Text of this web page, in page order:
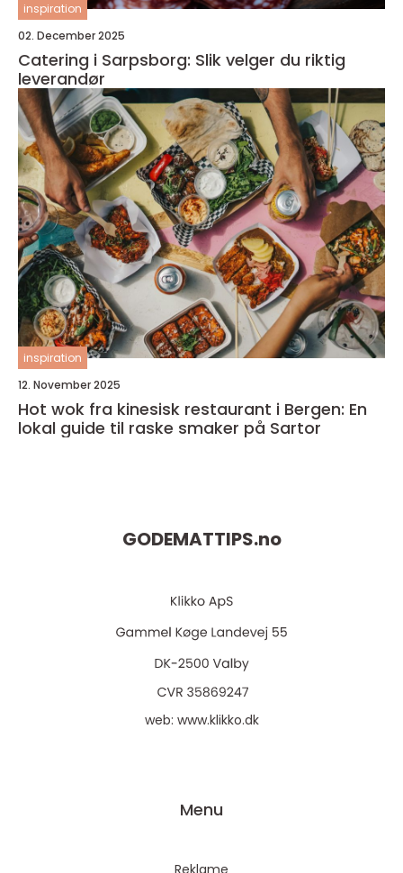
inspiration
02. December 2025
Catering i Sarpsborg: Slik velger du riktig
leverandør
inspiration
12. November 2025
Hot wok fra kinesisk restaurant i Bergen: En
lokal guide til raske smaker på Sartor
GODEMATTIPS.no
web: www.klikko.dk
Menu
Reklame